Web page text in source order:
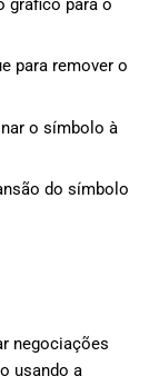
para remover o
o símbolo à
do símbolo
negociações
usando a